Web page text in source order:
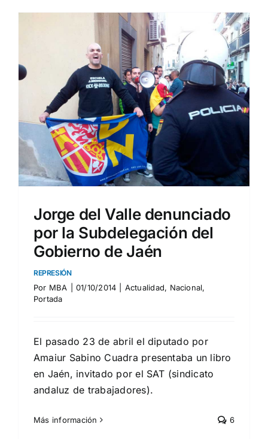
Jorge del Valle denunciado
por la Subdelegación del
Gobierno de Jaén
REPRESIÓN
Por MBA 01/10/2014 Actualidad, Nacional,
Portada
El pasado 23 de abril el diputado por
Amaiur Sabino Cuadra presentaba un libro
en Jaén, invitado por el SAT (sindicato
andaluz de trabajadores).
Más información 6